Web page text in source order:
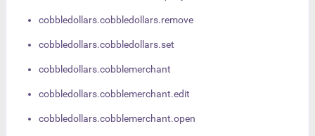
cobbledollars.cobbledollars.remove
cobbledollars.cobbledollars.set
cobbledollars.cobblemerchant
cobbledollars.cobblemerchant.edit
cobbledollars.cobblemerchant.open